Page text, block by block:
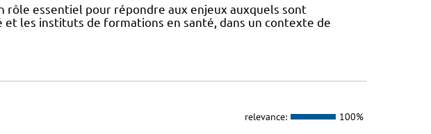
rôle essentiel pour répondre aux enjeux auxquels sont
les instituts de formations en santé, dans un contexte de
relevance: 100%